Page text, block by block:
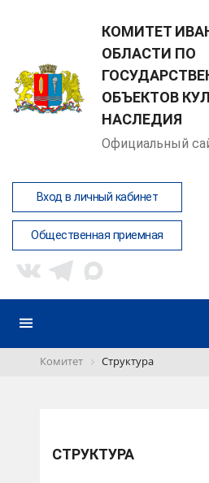
КОМИТЕТ
ОБЛАСТИ ПО
ОБЪЕКТОВ
НАСЛЕДИЯ
Официальный
Вход в личный кабинет
Общественная приемная
Комитет Структура
СТРУКТУРА